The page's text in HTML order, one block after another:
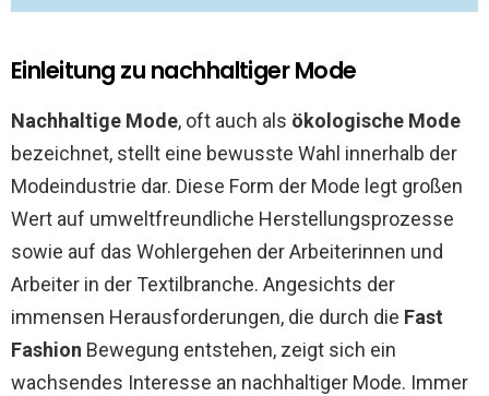
Einleitung zu nachhaltiger Mode
Nachhaltige Mode, oft auch als ökologische Mode
bezeichnet, stellt eine bewusste Wahl innerhalb der
Modeindustrie dar. Diese Form der Mode legt großen
Wert auf umweltfreundliche Herstellungsprozesse
sowie auf das Wohlergehen der Arbeiterinnen und
Arbeiter in der Textilbranche. Angesichts der
immensen Herausforderungen, die durch die Fast
Fashion Bewegung entstehen, zeigt sich ein
wachsendes Interesse an nachhaltiger Mode. Immer